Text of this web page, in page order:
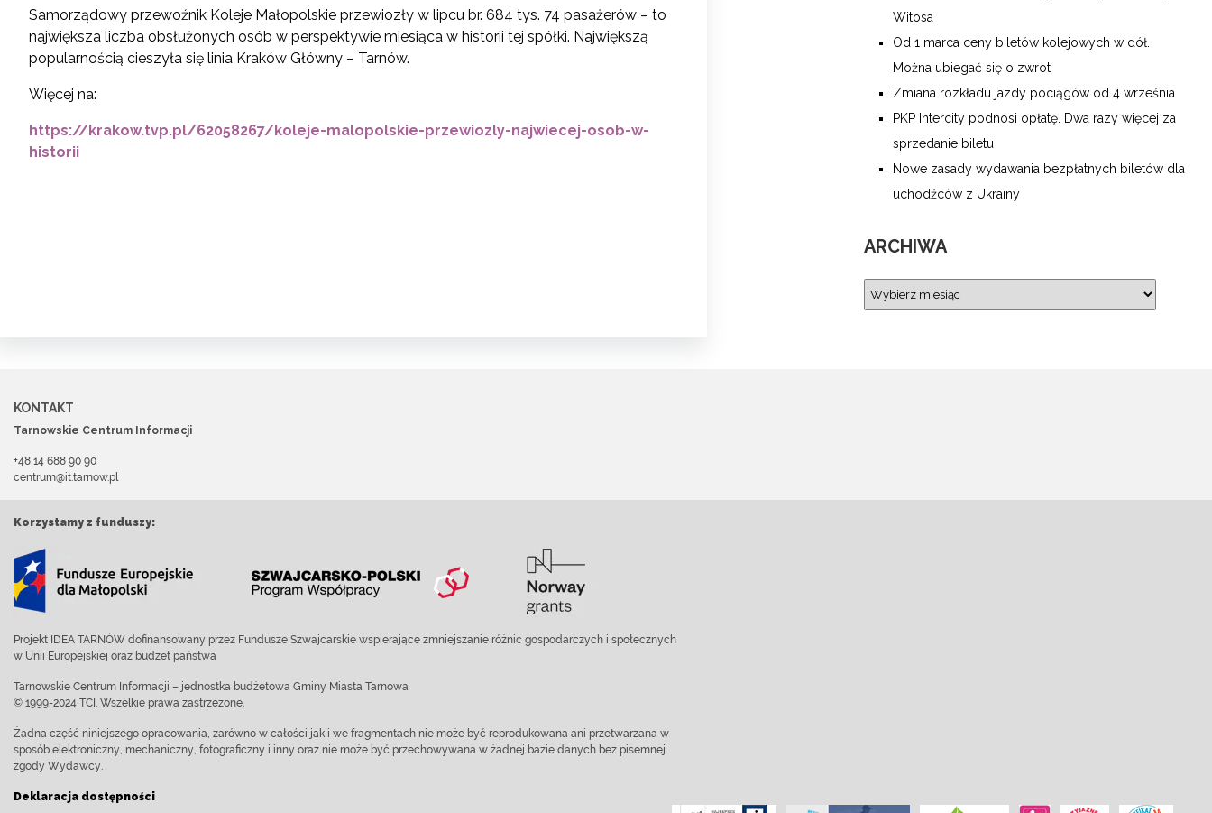
Samorządowy przewoźnik Koleje Małopolskie przewiozły w lipcu br. 684 tys. 74 pasażerów – to
największa liczba obsłużonych osób w perspektywie miesiąca w historii tej spółki. Największą
popularnością cieszyła się linia Kraków Główny – Tarnów.
Więcej na:
https://krakow.tvp.pl/62058267/koleje-malopolskie-przewiozly-najwiecej-osob-w-
historii
Witosa
Od 1 marca ceny biletów kolejowych w dół.
Można ubiegać się o zwrot
Zmiana rozkładu jazdy pociągów od 4 września
PKP Intercity podnosi opłatę. Dwa razy więcej za
sprzedanie biletu
Nowe zasady wydawania bezpłatnych biletów dla
uchodźców z Ukrainy
ARCHIWA
KONTAKT
Tarnowskie Centrum Informacji
+48 14 688 90 90
centrum@it.tarnow.pl
Korzystamy z funduszy:
Projekt IDEA TARNÓW dofinansowany przez Fundusze Szwajcarskie wspierające zmniejszanie różnic gospodarczych i społecznych
w Unii Europejskiej oraz budżet państwa
Tarnowskie Centrum Informacji – jednostka budżetowa Gminy Miasta Tarnowa
© 1999-2024 TCI. Wszelkie prawa zastrzeżone.
Żadna część niniejszego opracowania, zarówno w całości jak i we fragmentach nie może być reprodukowana ani przetwarzana w
sposób elektroniczny, mechaniczny, fotograficzny i inny oraz nie może być przechowywana w żadnej bazie danych bez pisemnej
zgody Wydawcy.
Deklaracja dostępności